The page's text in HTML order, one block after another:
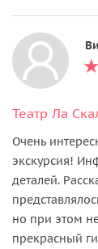
Театр Ла
Очень
экскурсия!
деталей.
но при этом не
прекрасный